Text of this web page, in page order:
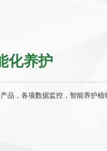
化养护
品，各项数据监控，智能养护